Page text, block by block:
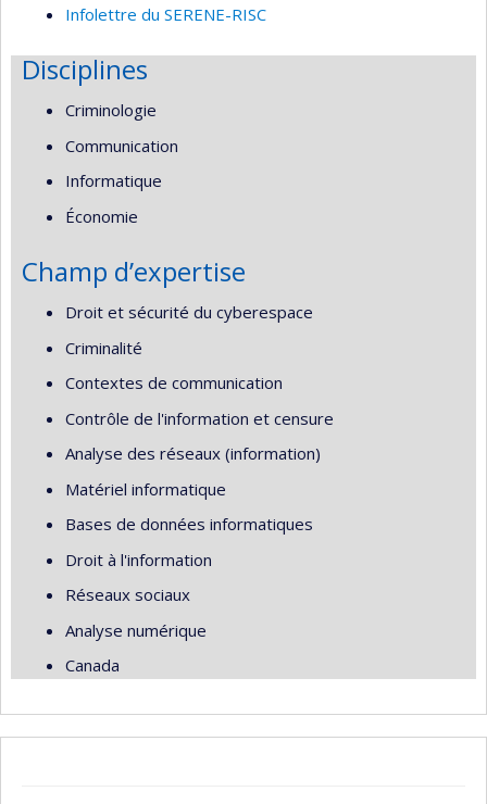
Infolettre du SERENE-RISC
Disciplines
Criminologie
Communication
Informatique
Économie
Champ d’expertise
Droit et sécurité du cyberespace
Criminalité
Contextes de communication
Contrôle de l'information et censure
Analyse des réseaux (information)
Matériel informatique
Bases de données informatiques
Droit à l'information
Réseaux sociaux
Analyse numérique
Canada